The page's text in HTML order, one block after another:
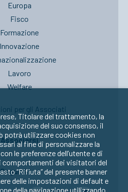
Europa
Fisco
Formazione
Innovazione
Lavoro
Welfare
per gli Associati
Associarsi
Seguici su:
Titolare del trattamento, la
del suo consenso, il
potrà utilizzare cookies non
al fine di personalizzare la
le preferenze dell’utente e di
comportamenti dei visitatori del
“Rifiuta” del presente banner
delle impostazioni di default e
della navigazione utilizzando